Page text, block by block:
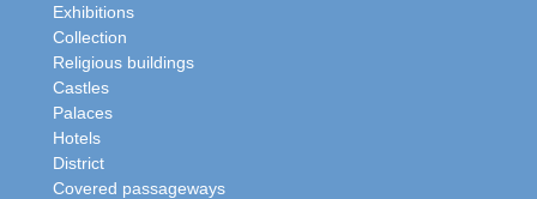
Exhibitions
Collection
Religious buildings
Castles
Palaces
Hotels
District
Covered passageways